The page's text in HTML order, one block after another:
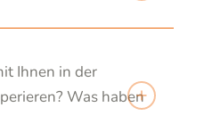
Ihnen in der
Was haben